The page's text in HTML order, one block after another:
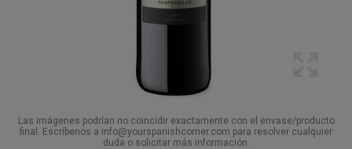
Las imágenes podrían no coincidir exactamente con el envase/producto
final. Escríbenos a info@yourspanishcorner.com para resolver cualquier
duda o solicitar más información.